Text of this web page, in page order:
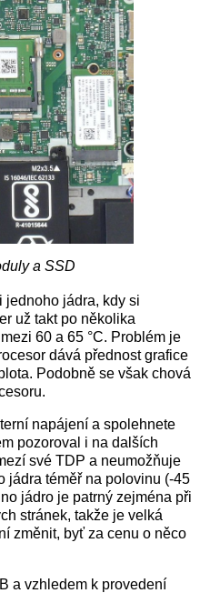
a SSD
jednoho jádra, kdy si
už takt po několika
60 a 65 °C. Problém je
dává přednost grafice
Podobně se však chová
napájení a spolehnete
pozoroval i na dalších
své TDP a neumožňuje
jádra téměř na polovinu (-45
jádro je patrný zejména při
stránek, takže je velká
změnit, byť za cenu o něco
a vzhledem k provedení